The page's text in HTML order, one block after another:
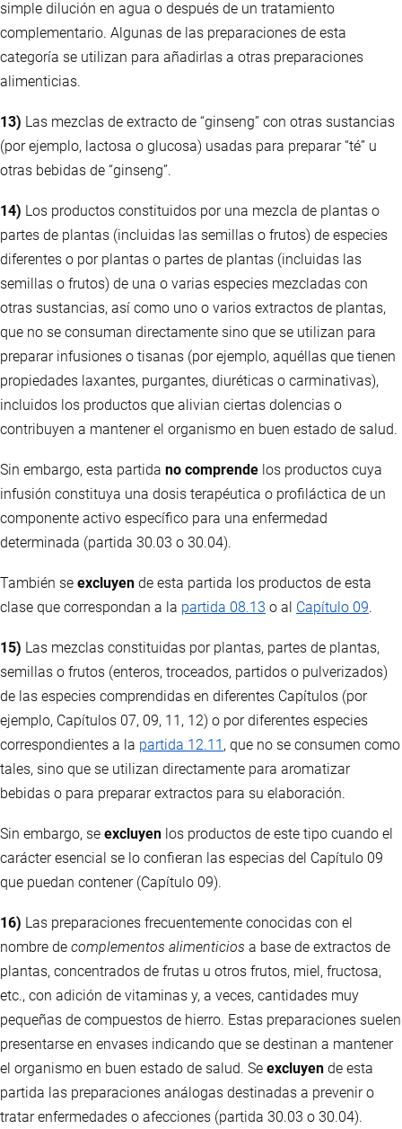
simple dilución en agua o después de un tratamiento
complementario. Algunas de las preparaciones de esta
categoría se utilizan para añadirlas a otras preparaciones
alimenticias.
13) Las mezclas de extracto de “ginseng” con otras sustancias
(por ejemplo, lactosa o glucosa) usadas para preparar “té” u
otras bebidas de “ginseng”.
14) Los productos constituidos por una mezcla de plantas o
partes de plantas (incluidas las semillas o frutos) de especies
diferentes o por plantas o partes de plantas (incluidas las
semillas o frutos) de una o varias especies mezcladas con
otras sustancias, así como uno o varios extractos de plantas,
que no se consuman directamente sino que se utilizan para
preparar infusiones o tisanas (por ejemplo, aquéllas que tienen
propiedades laxantes, purgantes, diuréticas o carminativas),
incluidos los productos que alivian ciertas dolencias o
contribuyen a mantener el organismo en buen estado de salud.
Sin embargo, esta partida no comprende los productos cuya
infusión constituya una dosis terapéutica o profiláctica de un
componente activo específico para una enfermedad
determinada (partida 30.03 o 30.04).
También se excluyen de esta partida los productos de esta
clase que correspondan a la partida 08.13 o al Capítulo 09.
15) Las mezclas constituidas por plantas, partes de plantas,
semillas o frutos (enteros, troceados, partidos o pulverizados)
de las especies comprendidas en diferentes Capítulos (por
ejemplo, Capítulos 07, 09, 11, 12) o por diferentes especies
correspondientes a la partida 12.11 , que no se consumen como
tales, sino que se utilizan directamente para aromatizar
bebidas o para preparar extractos para su elaboración.
Sin embargo, se excluyen los productos de este tipo cuando el
carácter esencial se lo confieran las especias del Capítulo 09
que puedan contener (Capítulo 09).
16) Las preparaciones frecuentemente conocidas con el
nombre de complementos alimenticios a base de extractos de
plantas, concentrados de frutas u otros frutos, miel, fructosa,
etc., con adición de vitaminas y, a veces, cantidades muy
pequeñas de compuestos de hierro. Estas preparaciones suelen
presentarse en envases indicando que se destinan a mantener
el organismo en buen estado de salud. Se excluyen de esta
partida las preparaciones análogas destinadas a prevenir o
tratar enfermedades o afecciones (partida 30.03 o 30.04).